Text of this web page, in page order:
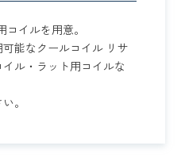
イルを用意。
能なクールコイル リサ
ル・ラット用コイルな
。